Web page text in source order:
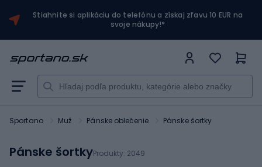
Stiahnite si aplikáciu do telefónu a získaj zľavu 10 EUR na
svoje nákupy!*
Sportano Muž Pánske oblečenie Pánske šortky
Pánske šortkyProdukty: 2049